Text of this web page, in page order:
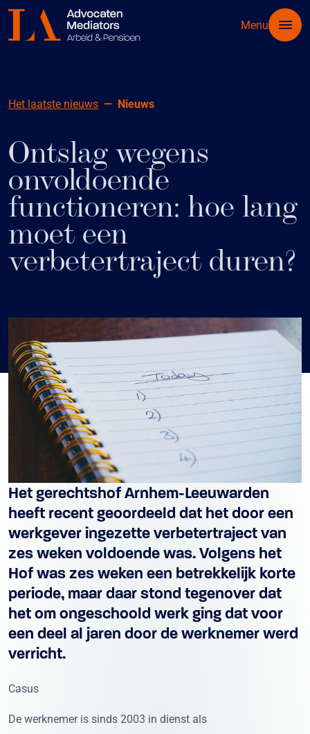
Menu
Het laatste nieuws Nieuws
Ontslag wegens
onvoldoende
functioneren: hoe lang
moet een
verbetertraject duren?
Het gerechtshof Arnhem-Leeuwarden
heeft recent geoordeeld dat het door een
werkgever ingezette verbetertraject van
zes weken voldoende was. Volgens het
Hof was zes weken een betrekkelijk korte
periode, maar daar stond tegenover dat
het om ongeschoold werk ging dat voor
een deel al jaren door de werknemer werd
verricht.
Casus
De werknemer is sinds 2003 in dienst als